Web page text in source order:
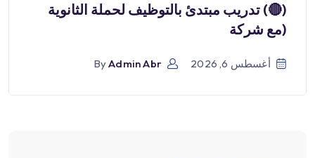
(🔴) تدريب مبتدئ بالتوظيف لحملة الثانوية
(مع شركة
أغسطس 6, 2026 ByAdmin Abr